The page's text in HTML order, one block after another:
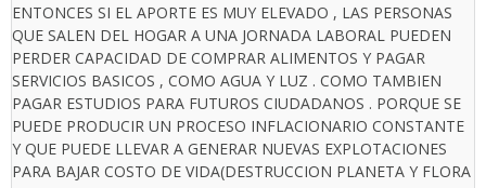
ENTONCES SI EL APORTE ES MUY ELEVADO , LAS PERSONAS
QUE SALEN DEL HOGAR A UNA JORNADA LABORAL PUEDEN
PERDER CAPACIDAD DE COMPRAR ALIMENTOS Y PAGAR
SERVICIOS BASICOS , COMO AGUA Y LUZ . COMO TAMBIEN
PAGAR ESTUDIOS PARA FUTUROS CIUDADANOS . PORQUE SE
PUEDE PRODUCIR UN PROCESO INFLACIONARIO CONSTANTE
Y QUE PUEDE LLEVAR A GENERAR NUEVAS EXPLOTACIONES
PARA BAJAR COSTO DE VIDA(DESTRUCCION PLANETA Y FLORA